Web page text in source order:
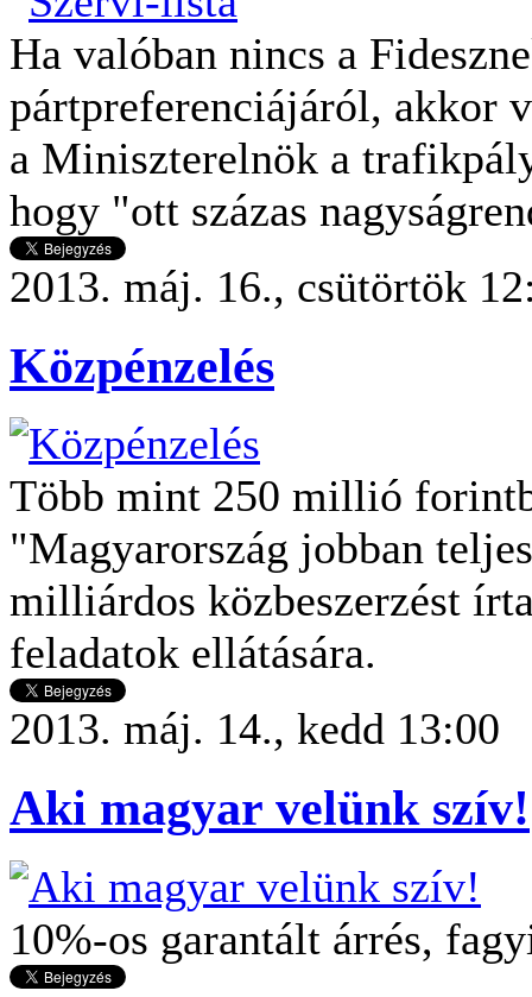
Ha valóban nincs a
pártpreferenciájáról, akkor
a Miniszterelnök a
hogy "ott százas
2013. máj. 16., csütörtök
Közpénzelés
Több mint 250 millió
"Magyarország jobban
milliárdos közbeszerzést
feladatok ellátására.
2013. máj. 14., kedd 13:00
Aki magyar velünk szív!
10%-os garantált árrés,